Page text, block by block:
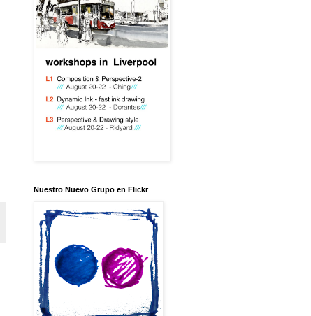
Nuestro Nuevo Grupo en Flickr